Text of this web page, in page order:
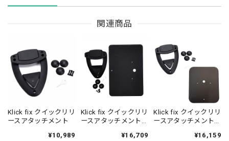
関連商品
Klick fix クイックリリ
ースアタッチメント
¥10,989
Klick fix クイックリリ
ースアタッチメント&
¥16,709
Klick fix クイックリリ
ースアタッチメント&
¥16,159